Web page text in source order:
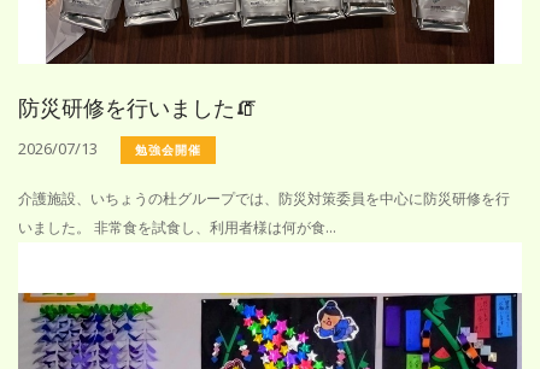
防災研修を行いました🧯
2026/07/13 勉強会開催
介護施設、いちょうの杜グループでは、防災対策委員を中心に防災研修を行
いました。 非常食を試食し、利用者様は何が食...